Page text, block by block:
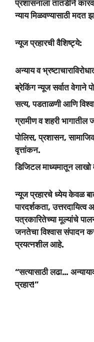
प्रशासनाला तातडीने
न्याय मिळवण्यासाठी मदत
न्यूज प्रहारची वैशिष्ट्ये:
अन्याय व
ब्रेकिंग न्यूज सर्वात वेगाने
सत्य, पडताळणी आणि
ग्रामीण व शहरी भागातील
पोलिस, प्रशासन,
वृत्तांकन.
डिजिटल माध्यमातून लाखो
न्यूज प्रहारचे ध्येय केवळ
पारदर्शकता,
पत्रकारितेच्या मूल्यांचे
जनतेचा विश्वास संपादन
प्रयत्नशील आहे.
“सत्यासाठी लढा…
प्रहार!”